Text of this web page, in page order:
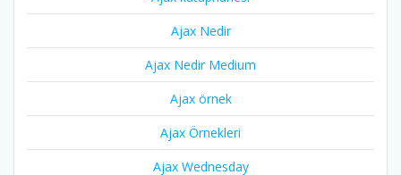
Ajax Nedir
Ajax Nedir Medium
Ajax örnek
Ajax Örnekleri
Ajax Wednesday